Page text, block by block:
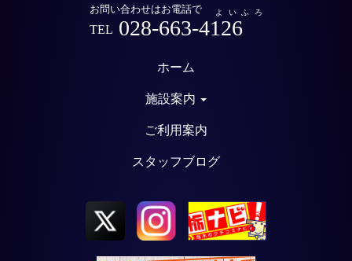
お問い合わせはお電話で よいふろ
TEL 028-663-4126
ホーム
施設案内
ご利用案内
スタッフブログ